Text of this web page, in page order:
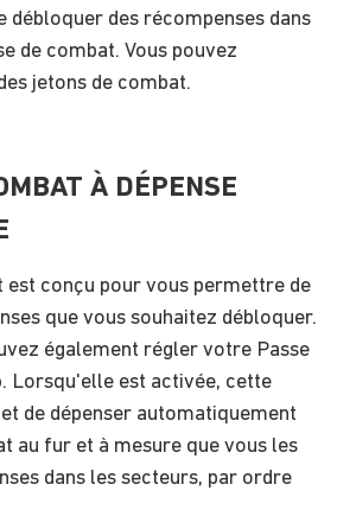
des récompenses dans
de combat. Vous pouvez
jetons de combat.
À DÉPENSE
est conçu pour vous permettre de
que vous souhaitez débloquer.
également régler votre Passe
. Lorsqu'elle est activée, cette
de dépenser automatiquement
au fur et à mesure que vous les
dans les secteurs, par ordre